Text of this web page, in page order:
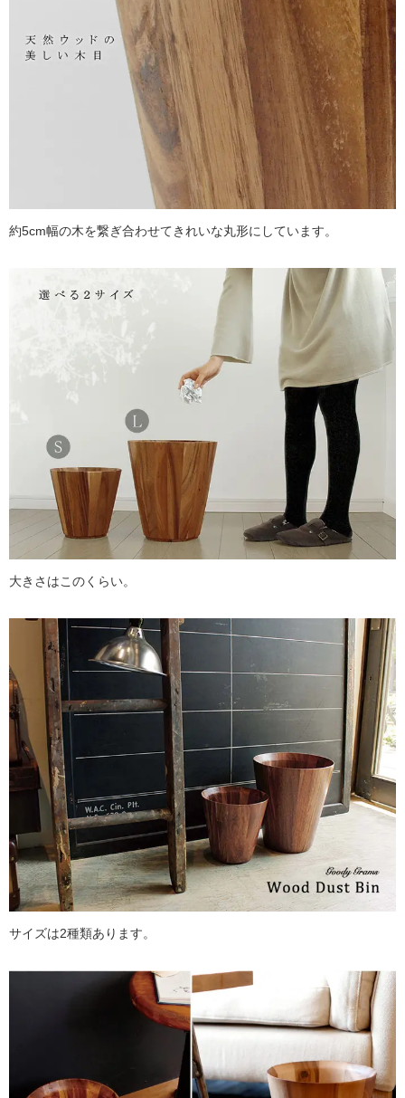
約5cm幅の木を繋ぎ合わせてきれいな丸形にしています。
大きさはこのくらい。
サイズは2種類あります。